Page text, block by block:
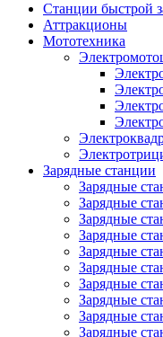
Станции быстрой
Аттракционы
Мототехника
Зарядные станции
Зарядные
Зарядные
Зарядные
Зарядные
Зарядные
Зарядные
Зарядные
Зарядные
Зарядные
Зарядные